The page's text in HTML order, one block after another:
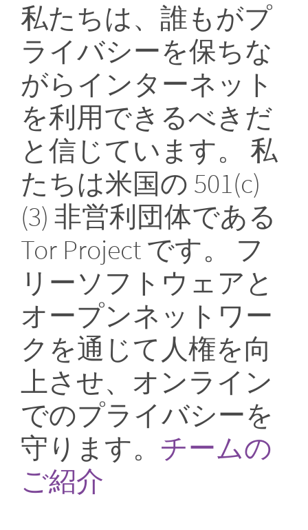
私たちは、誰もがプ
ライバシーを保ちな
がらインターネット
を利用できるべきだ
と信じています。 私
たちは米国の 501(c)
(3) 非営利団体である
Tor Project です。 フ
リーソフトウェアと
オープンネットワー
クを通じて人権を向
上させ、オンライン
でのプライバシーを
守ります。 チームの
ご紹介